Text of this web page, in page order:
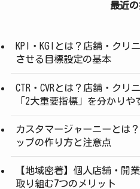
最近
KPI・KGIとは？店舗・クリ
させる目標設定の基本
CTR・CVRとは？店舗・クリ
「2大重要指標」を分かりや
カスタマージャーニーとは
ップの作り方と注意点
【地域密着】個人店舗・開
取り組む7つのメリット